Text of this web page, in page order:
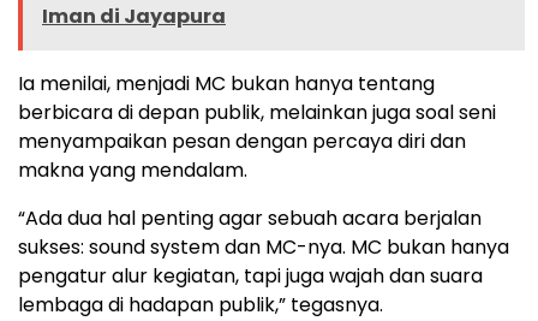
Iman di Jayapura
Ia menilai, menjadi MC bukan hanya tentang
berbicara di depan publik, melainkan juga soal seni
menyampaikan pesan dengan percaya diri dan
makna yang mendalam.
“Ada dua hal penting agar sebuah acara berjalan
sukses: sound system dan MC-nya. MC bukan hanya
pengatur alur kegiatan, tapi juga wajah dan suara
lembaga di hadapan publik,” tegasnya.